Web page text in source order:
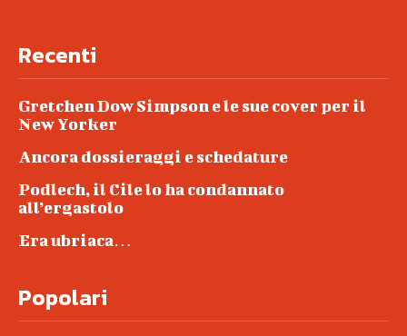
Recenti
Gretchen Dow Simpson e le sue cover per il
New Yorker
Ancora dossieraggi e schedature
Podlech, il Cile lo ha condannato
all’ergastolo
Era ubriaca…
Popolari